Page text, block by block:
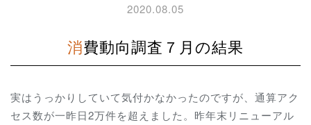
2020.08.05
消費動向調査７月の結果
実はうっかりしていて気付かなかったのですが、通算アク
セス数が一昨日2万件を超えました。昨年末リニューアル